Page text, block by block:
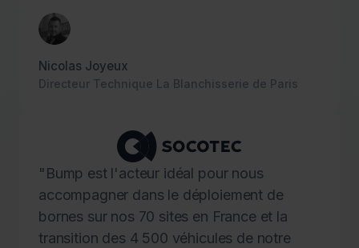
Nicolas Joyeux
Directeur Technique La Blanchisserie de Paris
"Bump est l'acteur idéal pour nous
accompagner dans le déploiement de
bornes sur nos 70 sites en France et la
transition des 4 500 véhicules de notre